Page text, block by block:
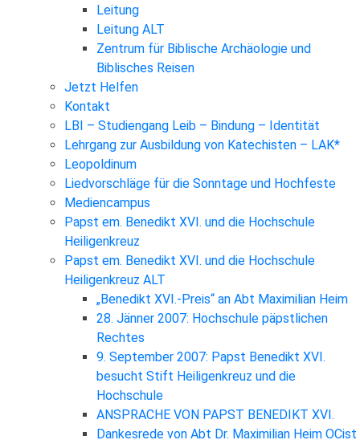
Leitung
Leitung ALT
Zentrum für Biblische Archäologie und
Biblisches Reisen
Jetzt Helfen
Kontakt
LBI – Studiengang Leib – Bindung – Identität
Lehrgang zur Ausbildung von Katechisten – LAK*
Leopoldinum
Liedvorschläge für die Sonntage und Hochfeste
Mediencampus
Papst em. Benedikt XVI. und die Hochschule
Heiligenkreuz
Papst em. Benedikt XVI. und die Hochschule
Heiligenkreuz ALT
„Benedikt XVI.-Preis“ an Abt Maximilian Heim
28. Jänner 2007: Hochschule päpstlichen
Rechtes
9. September 2007: Papst Benedikt XVI.
besucht Stift Heiligenkreuz und die
Hochschule
ANSPRACHE VON PAPST BENEDIKT XVI.
Dankesrede von Abt Dr. Maximilian Heim OCist